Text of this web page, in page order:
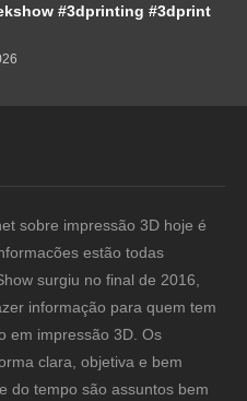
#3dprinting #3dprint
sobre impressão 3D hoje é
estão todas
surgiu no final de 2016,
informação para quem tem
em impressão 3D. Os
clara, objetiva e bem
do tempo são assuntos bem